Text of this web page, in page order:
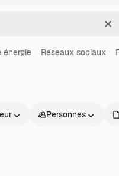
énergie Réseaux sociaux
Personnes